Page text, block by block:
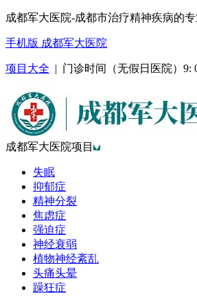
成都军大医院-成都市治疗精神疾病的
手机版 成都军大医院
项目大全 | 门诊时间（无假日医院）9:
成都军大医院项目
失眠
抑郁症
精神分裂
焦虑症
强迫症
神经衰弱
植物神经紊乱
头痛头晕
躁狂症